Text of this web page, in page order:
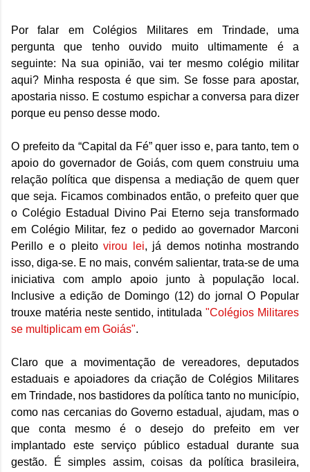
Por falar em Colégios Militares em Trindade, uma
pergunta que tenho ouvido muito ultimamente é a
seguinte: Na sua opinião, vai ter mesmo colégio militar
aqui? Minha resposta é que sim. Se fosse para apostar,
apostaria nisso. E costumo espichar a conversa para dizer
porque eu penso desse modo.
O prefeito da “Capital da Fé” quer isso e, para tanto, tem o
apoio do governador de Goiás, com quem construiu uma
relação política que dispensa a mediação de quem quer
que seja. Ficamos combinados então, o prefeito quer que
o Colégio Estadual Divino Pai Eterno seja transformado
em Colégio Militar, fez o pedido ao governador Marconi
Perillo e o pleitovirou lei, já demos notinha mostrando
isso, diga-se. E no mais, convém salientar, trata-se de uma
iniciativa com amplo apoio junto à população local.
Inclusive a edição de Domingo (12) do jornal O Popular
trouxe matéria neste sentido, intitulada"Colégios Militares
se multiplicam em Goiás".
Claro que a movimentação de vereadores, deputados
estaduais e apoiadores da criação de Colégios Militares
em Trindade, nos bastidores da política tanto no município,
como nas cercanias do Governo estadual, ajudam, mas o
que conta mesmo é o desejo do prefeito em ver
implantado este serviço público estadual durante sua
gestão. É simples assim, coisas da política brasileira,